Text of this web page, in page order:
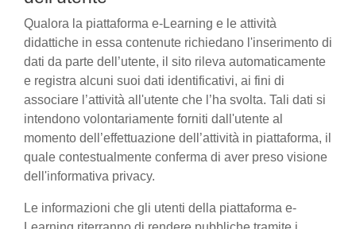
Qualora la piattaforma e-Learning e le attività
didattiche in essa contenute richiedano l'inserimento di
dati da parte dell’utente, il sito rileva automaticamente
e registra alcuni suoi dati identificativi, ai fini di
associare l’attività all'utente che l’ha svolta. Tali dati si
intendono volontariamente forniti dall'utente al
momento dell’effettuazione dell’attività in piattaforma, il
quale contestualmente conferma di aver preso visione
dell'informativa privacy.
Le informazioni che gli utenti della piattaforma e-